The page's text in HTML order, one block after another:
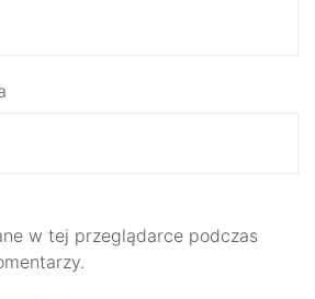
w tej przeglądarce podczas